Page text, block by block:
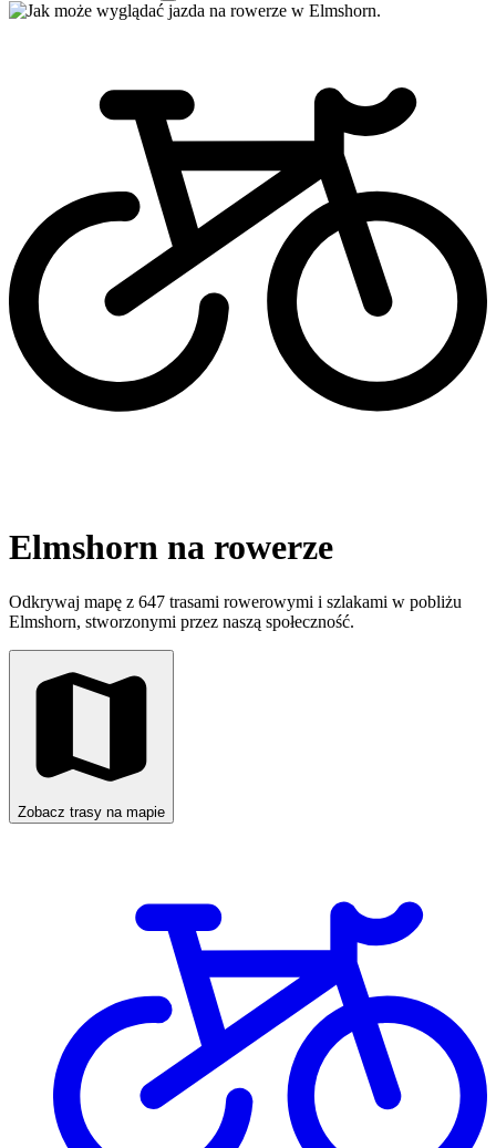
Elmshorn na rowerze
Odkrywaj mapę z 647 trasami rowerowymi i szlakami w pobliżu
Elmshorn, stworzonymi przez naszą społeczność.
Zobacz trasy na mapie